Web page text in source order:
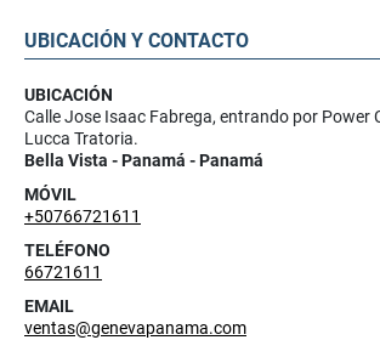
UBICACIÓN Y CONTACTO
UBICACIÓN
Calle Jose Isaac Fabrega, entrando por Power
Lucca Tratoria.
Bella Vista - Panamá - Panamá
MÓVIL
+50766721611
TELÉFONO
66721611
EMAIL
ventas@genevapanama.com